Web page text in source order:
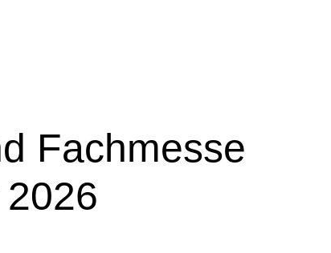
Fachmesse